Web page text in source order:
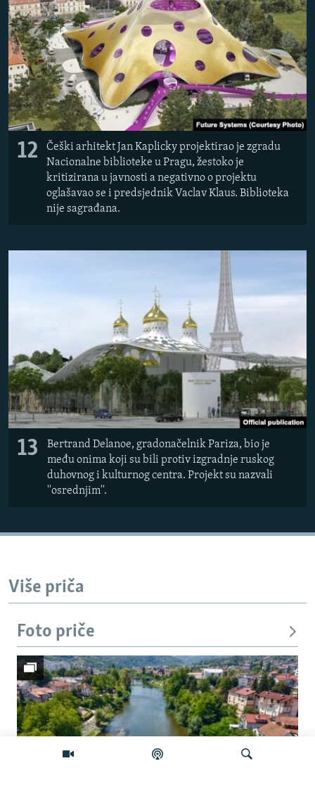
12
Češki arhitekt Jan Kaplicky projektirao je zgradu
Nacionalne biblioteke u Pragu, žestoko je
kritizirana u javnosti a negativno o projektu
oglašavao se i predsjednik Vaclav Klaus. Biblioteka
nije sagrađana.
13
Bertrand Delanoe, gradonačelnik Pariza, bio je
među onima koji su bili protiv izgradnje ruskog
duhovnog i kulturnog centra. Projekt su nazvali
''osrednjim''.
Više priča
Foto priče